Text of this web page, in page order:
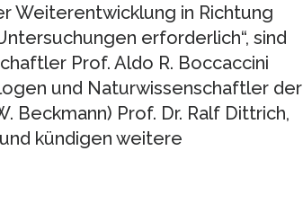
Weiterentwicklung in Richtung
erforderlich“, sind
Prof. Aldo R. Boccaccini
und Naturwissenschaftler der
Beckmann) Prof. Dr. Ralf Dittrich,
kündigen weitere